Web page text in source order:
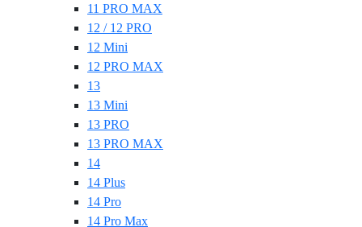
11 PRO MAX
12 / 12 PRO
12 Mini
12 PRO MAX
13
13 Mini
13 PRO
13 PRO MAX
14
14 Plus
14 Pro
14 Pro Max